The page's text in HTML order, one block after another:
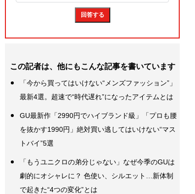
この記者は、他にもこんな記事を書いています
「今から買ってはいけない“メンズファッション”」
最新4選。超速で“時代遅れ”になったアイテムとは
GU最新作「2990円でハイブランド級」「プロも腰
を抜かす1990円」絶対買い逃してはいけない“マス
トバイ”5選
「もうユニクロの弟分じゃない」なぜ今季のGUは
劇的にオシャレに？ 色使い、シルエット…新体制
で起きた“4つの変化”とは